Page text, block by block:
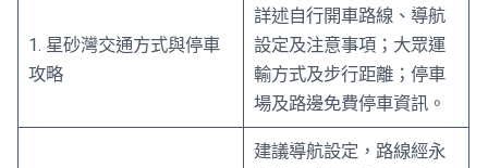
1. 星砂灣交通方式與停車
攻略
詳述自行開車路線、導航
設定及注意事項；大眾運
輸方式及步行距離；停車
場及路邊免費停車資訊。
建議導航設定，路線經永